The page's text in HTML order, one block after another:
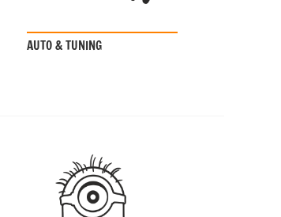
AUTO & TUNING